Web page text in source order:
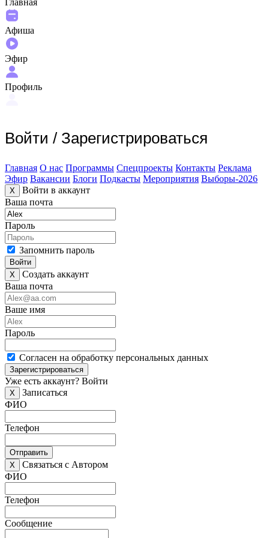
Афиша
Эфир
Профиль
Войти / Зарегистрироваться
Главная О нас Программы Спецпроекты Контакты Реклама
Эфир Вакансии Блоги Подкасты Мероприятия Выборы-2026
X
Войти в аккаунт
Ваша почта
Пароль
Запомнить пароль
Войти
X
Создать аккаунт
Ваша почта
Ваше имя
Пароль
Согласен на обработку персональных данных
Зарегистрироваться
Уже есть аккаунт? Войти
X
Записаться
ФИО
Телефон
Отправить
X
Связаться с Автором
ФИО
Телефон
Сообщение